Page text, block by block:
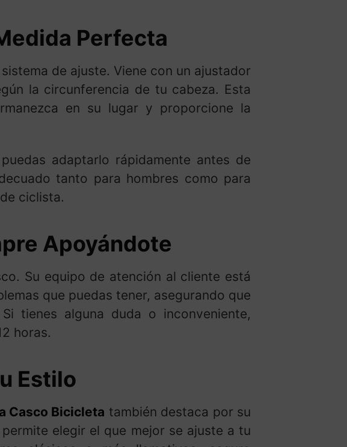
Perfecta
de ajuste. Viene con un ajustador
la circunferencia de tu cabeza. Esta
en su lugar y proporcione la
adaptarlo rápidamente antes de
tanto para hombres como para
ciclista.
Apoyándote
Su equipo de atención al cliente está
que puedas tener, asegurando que
tienes alguna duda o inconveniente,
horas.
Estilo
Casco Bicicleta también destaca por su
elegir el que mejor se ajuste a tu